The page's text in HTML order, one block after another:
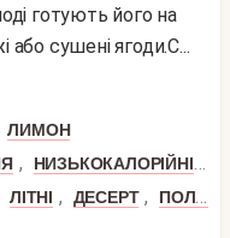
готують його на
або сушені ягоди.С...
ЛИМОН
, НИЗЬКОКАЛОРІЙНІ ,
ЛІТНІ , ДЕСЕРТ ,
ПОЛУДЕНЬ